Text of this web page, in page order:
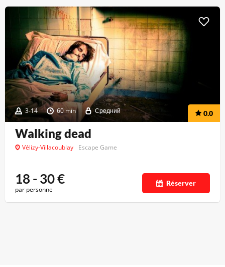
3-14 60 min Средний 0.0
Walking dead
Vélizy-Villacoublay Escape Game
18 - 30€
par personne
Réserver